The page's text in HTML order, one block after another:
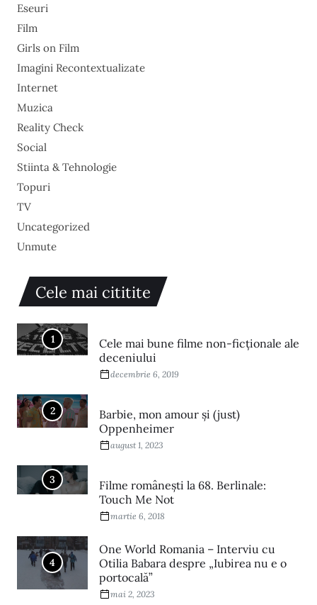
Eseuri
Film
Girls on Film
Imagini Recontextualizate
Internet
Muzica
Reality Check
Social
Stiinta & Tehnologie
Topuri
TV
Uncategorized
Unmute
Cele mai cititite
1
Cele mai bune filme non-ficționale ale
deceniului
decembrie 6, 2019
2
Barbie, mon amour și (just)
Oppenheimer
august 1, 2023
3
Filme româneşti la 68. Berlinale:
Touch Me Not
martie 6, 2018
4
One World Romania – Interviu cu
Otilia Babara despre „Iubirea nu e o
portocală”
mai 2, 2023